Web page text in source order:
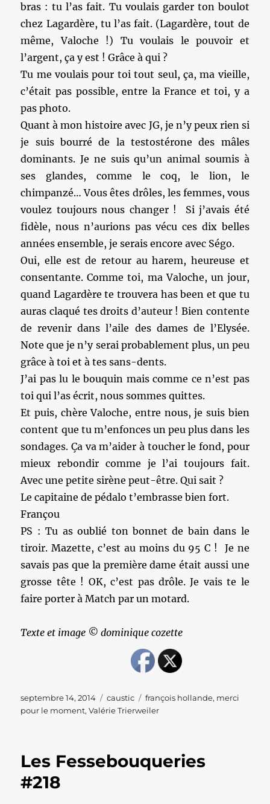
bras : tu l’as fait. Tu voulais garder ton boulot
chez Lagardère, tu l’as fait. (Lagardère, tout de
même, Valoche !) Tu voulais le pouvoir et
l’argent, ça y est ! Grâce à qui ?
Tu me voulais pour toi tout seul, ça, ma vieille,
c’était pas possible, entre la France et toi, y a
pas photo.
Quant à mon histoire avec JG, je n’y peux rien si
je suis bourré de la testostérone des mâles
dominants. Je ne suis qu’un animal soumis à
ses glandes, comme le coq, le lion, le
chimpanzé… Vous êtes drôles, les femmes, vous
voulez toujours nous changer ! Si j’avais été
fidèle, nous n’aurions pas vécu ces dix belles
années ensemble, je serais encore avec Ségo.
Oui, elle est de retour au harem, heureuse et
consentante. Comme toi, ma Valoche, un jour,
quand Lagardère te trouvera has been et que tu
auras claqué tes droits d’auteur ! Bien contente
de revenir dans l’aile des dames de l’Elysée.
Note que je n’y serai probablement plus, un peu
grâce à toi et à tes sans-dents.
J’ai pas lu le bouquin mais comme ce n’est pas
toi qui l’as écrit, nous sommes quittes.
Et puis, chère Valoche, entre nous, je suis bien
content que tu m’enfonces un peu plus dans les
sondages. Ça va m’aider à toucher le fond, pour
mieux rebondir comme je l’ai toujours fait.
Avec une petite sirène peut-être. Qui sait ?
Le capitaine de pédalo t’embrasse bien fort.
Françou
PS : Tu as oublié ton bonnet de bain dans le
tiroir. Mazette, c’est au moins du 95 C ! Je ne
savais pas que la première dame était aussi une
grosse tête ! OK, c’est pas drôle. Je vais te le
faire porter à Match par un motard.
Texte et image © dominique cozette
Publié
le
septembre 14, 2014 Catégories
caustic Étiquettes
françois hollande, merci
pour le moment,Valérie Trierweiler
Les Fessebouqueries
#218